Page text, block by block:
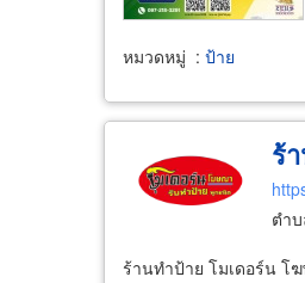
หมวดหมู่ : ป้าย
ร้
ตำ
ร้านทำป้าย โมเดอร์น โ